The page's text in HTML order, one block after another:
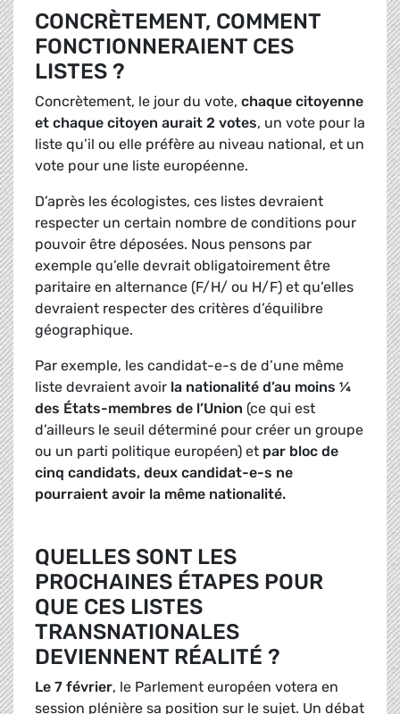
CONCRÈTEMENT, COMMENT
FONCTIONNERAIENT CES
LISTES ?
Concrètement, le jour du vote, chaque citoyenne
et chaque citoyen aurait 2 votes, un vote pour la
liste qu’il ou elle préfère au niveau national, et un
vote pour une liste européenne.
D’après les écologistes, ces listes devraient
respecter un certain nombre de conditions pour
pouvoir être déposées. Nous pensons par
exemple qu’elle devrait obligatoirement être
paritaire en alternance (F/H/ ou H/F) et qu’elles
devraient respecter des critères d’équilibre
géographique.
Par exemple, les candidat-e-s de d’une même
liste devraient avoir la nationalité d’au moins ¼
des États-membres de l’Union (ce qui est
d’ailleurs le seuil déterminé pour créer un groupe
ou un parti politique européen) et par bloc de
cinq candidats, deux candidat-e-s ne
pourraient avoir la même nationalité.
QUELLES SONT LES
PROCHAINES ÉTAPES POUR
QUE CES LISTES
TRANSNATIONALES
DEVIENNENT RÉALITÉ ?
Le 7 février, le Parlement européen votera en
session plénière sa position sur le sujet. Un débat